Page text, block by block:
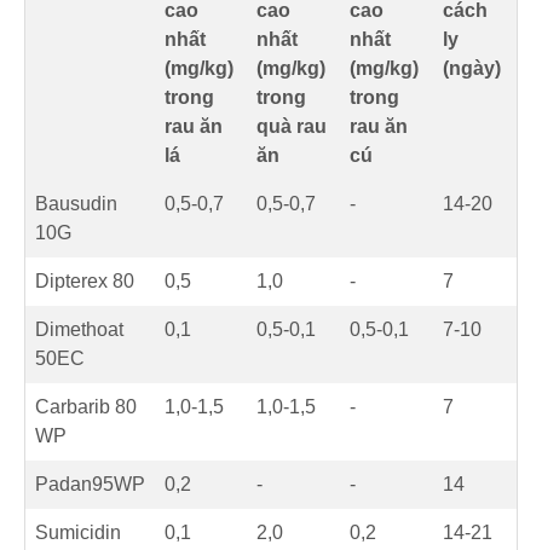
cao
nhất
(mg/kg)
trong
rau ăn
lá
cao
nhất
(mg/kg)
trong
quà rau
ăn
cao
nhất
(mg/kg)
trong
rau ăn
cú
cách
ly
(ngày)
Bausudin
10G
0,5-0,7 0,5-0,7 - 14-20
Dipterex 80 0,5 1,0 - 7
Dimethoat
50EC
0,1 0,5-0,1 0,5-0,1 7-10
Carbarib 80
WP
1,0-1,5 1,0-1,5 - 7
Padan95WP 0,2 - - 14
Sumicidin
0,1 2,0 0,2 14-21